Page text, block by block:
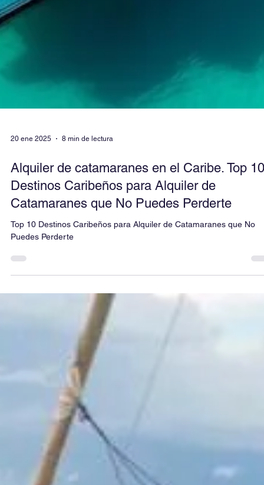
Alquiler de catamaranes en el Caribe. Top 10
Destinos Caribeños para Alquiler de
Catamaranes que No Puedes Perderte
Top 10 Destinos Caribeños para Alquiler de Catamaranes que No